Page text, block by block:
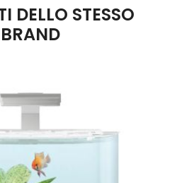
DELLO STESSO
BRAND